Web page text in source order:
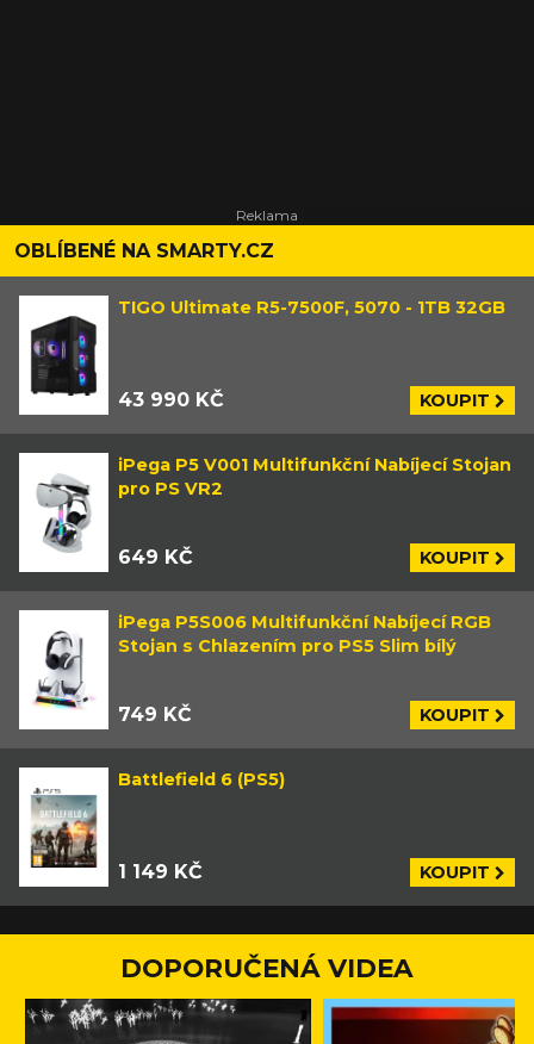
OBLÍBENÉ NA SMARTY.CZ
TIGO Ultimate R5-7500F, 5070 - 1TB 32GB
43 990 KČ KOUPIT
iPega P5 V001 Multifunkční Nabíjecí Stojan
pro PS VR2
649 KČ KOUPIT
iPega P5S006 Multifunkční Nabíjecí RGB
Stojan s Chlazením pro PS5 Slim bílý
749 KČ KOUPIT
Battlefield 6 (PS5)
1 149 KČ KOUPIT
DOPORUČENÁ VIDEA